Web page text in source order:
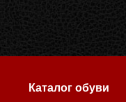
Каталог обуви